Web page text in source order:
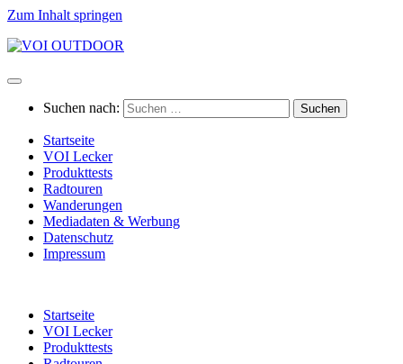
Zum Inhalt springen
Suchen nach:
Startseite
VOI Lecker
Produkttests
Radtouren
Wanderungen
Mediadaten & Werbung
Datenschutz
Impressum
Startseite
VOI Lecker
Produkttests